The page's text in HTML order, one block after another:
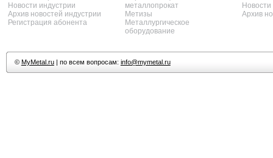
Новости индустрии
Архив новостей индустрии
Регистрация абонента
металлопрокат
Метизы
Металлургическое
оборудование
Архив
© MyMetal.ru| по всем вопросам: info@mymetal.ru